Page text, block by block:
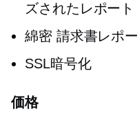
ズされたレポート
綿密請求書レポ
SSL暗号化
価格